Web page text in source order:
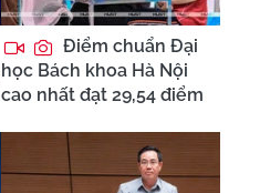
Điểm chuẩn Đại
học Bách khoa Hà Nội
cao nhất đạt 29,54 điểm